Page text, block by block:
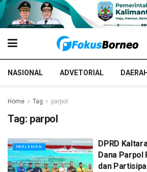
NASIONAL ADVETORIAL DAERAH
Home Tag parpol
Tag: parpol
PARLEMEN
DPRD
Dana
dan